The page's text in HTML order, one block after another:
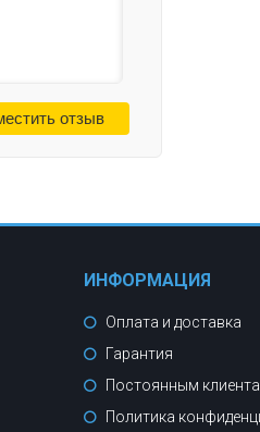
ИНФОРМАЦИЯ
Оплата и доставка
Гарантия
Постоянным
Политика